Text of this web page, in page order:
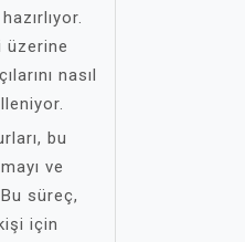
üzerine
nasıl
bu
ve
süreç,
için